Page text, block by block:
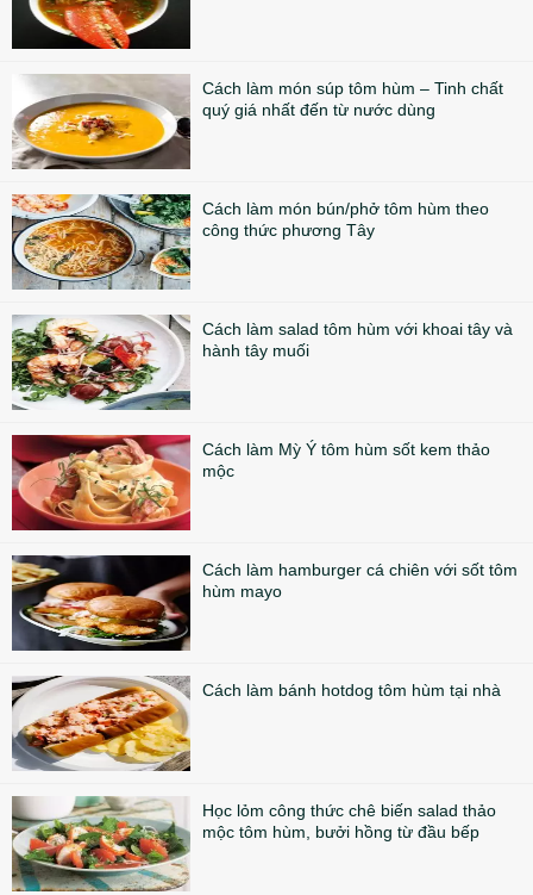
Cách làm món súp tôm hùm – Tinh chất
quý giá nhất đến từ nước dùng
Cách làm món bún/phở tôm hùm theo
công thức phương Tây
Cách làm salad tôm hùm với khoai tây và
hành tây muối
Cách làm Mỳ Ý tôm hùm sốt kem thảo
mộc
Cách làm hamburger cá chiên với sốt tôm
hùm mayo
Cách làm bánh hotdog tôm hùm tại nhà
Học lỏm công thức chê biến salad thảo
mộc tôm hùm, bưởi hồng từ đầu bếp